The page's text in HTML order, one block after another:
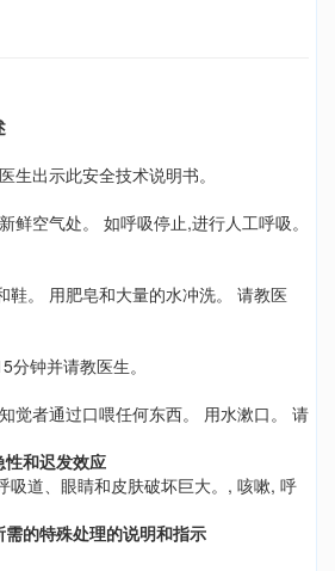
生出示此安全技术说明书。
鲜空气处。 如呼吸停止,进行人工呼吸。
鞋。 用肥皂和大量的水冲洗。 请教医
分钟并请教医生。
觉者通过口喂任何东西。 用水漱口。 请
和迟发效应
吸道、眼睛和皮肤破坏巨大。, 咳嗽, 呼
的特殊处理的说明和指示